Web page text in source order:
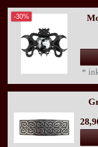
-30%
*